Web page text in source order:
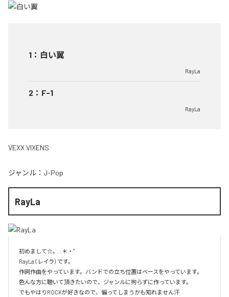
1 ： 白い翼
RayLa
2 ： F-1
RayLa
VEXX VIXENS
ジャンル： J-Pop
RayLa
初めまして☆。.:＊・゜
RayLa（レイラ）です。
作詞作曲をやっています。バンドでの立ち位置はベースをやっています。
色んな方に聴いて頂きたいので、ジャンルに拘らずに作っています。
でもやはりROCKが好きなので、偏ってしまうかも知れません汗